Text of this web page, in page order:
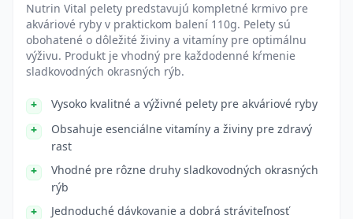
Nutrin Vital pelety predstavujú kompletné krmivo pre
akváriové ryby v praktickom balení 110g. Pelety sú
obohatené o dôležité živiny a vitamíny pre optimálnu
výživu. Produkt je vhodný pre každodenné kŕmenie
sladkovodných okrasných rýb.
Vysoko kvalitné a výživné pelety pre akváriové ryby
Obsahuje esenciálne vitamíny a živiny pre zdravý
rast
Vhodné pre rôzne druhy sladkovodných okrasných
rýb
Jednoduché dávkovanie a dobrá stráviteľnosť